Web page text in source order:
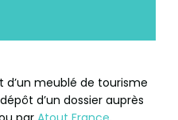
meublé de tourisme
d’un dossier auprès